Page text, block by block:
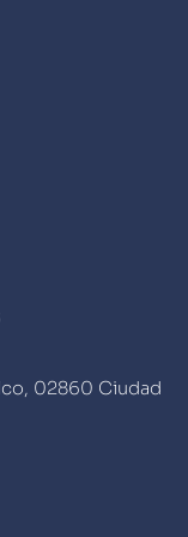
02860 Ciudad